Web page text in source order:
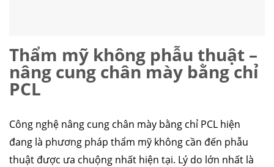
Thẩm mỹ không phẫu thuật –
nâng cung chân mày bằng chỉ
PCL
Công nghệ nâng cung chân mày bằng chỉ PCL hiện
đang là phương pháp thẩm mỹ không cần đến phẫu
thuật được ưa chuộng nhất hiện tại. Lý do lớn nhất là